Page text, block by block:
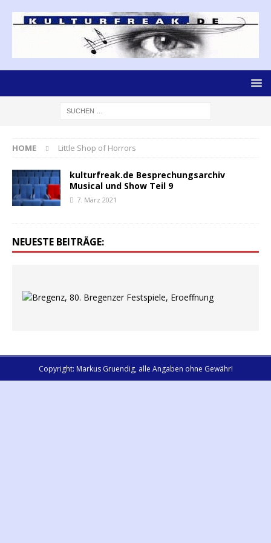
HOME Little Shop of Horrors
kulturfreak.de Besprechungsarchiv
Musical und Show Teil 9
7. März 2021
NEUESTE BEITRÄGE:
Copyright: Markus Gruendig, alle Angaben ohne Gewähr!